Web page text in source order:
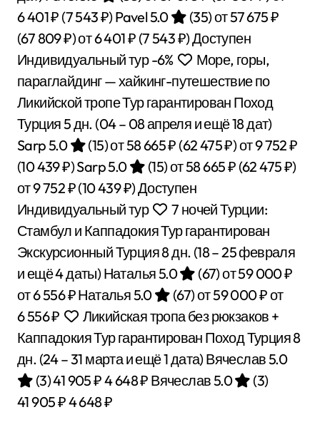
6 401 ₽ (7 543 ₽)Pavel 5.0 (35)от 57 675 ₽
(67 809 ₽)от 6 401 ₽ (7 543 ₽)Доступен
Индивидуальный тур-6%
Море, горы,
параглайдинг — хайкинг-путешествие по
Ликийской тропе Тур гарантирован Поход
Турция5 дн. (04 – 08 апреля и ещё 18 дат)
Sarp 5.0
(15)от 58 665 ₽ (62 475 ₽)от 9 752 ₽
(10 439 ₽)Sarp 5.0 (15)от 58 665 ₽ (62 475 ₽)
от 9 752 ₽(10 439 ₽)Доступен
Индивидуальный тур
7 ночей Турции:
Стамбул и Каппадокия Тур гарантирован
Экскурсионный Турция8 дн. (18 – 25 февраля
и ещё 4 даты)Наталья 5.0 (67)от 59 000 ₽
от 6 556 ₽Наталья 5.0 (67)от 59 000 ₽от
6 556 ₽
Ликийская тропа без рюкзаков +
Каппадокия Тур гарантирован Поход Турция8
дн. (24 – 31 марта и ещё 1 дата)Вячеслав 5.0
(3)41 905 ₽4 648 ₽ Вячеслав 5.0
(3)
41 905 ₽4 648 ₽